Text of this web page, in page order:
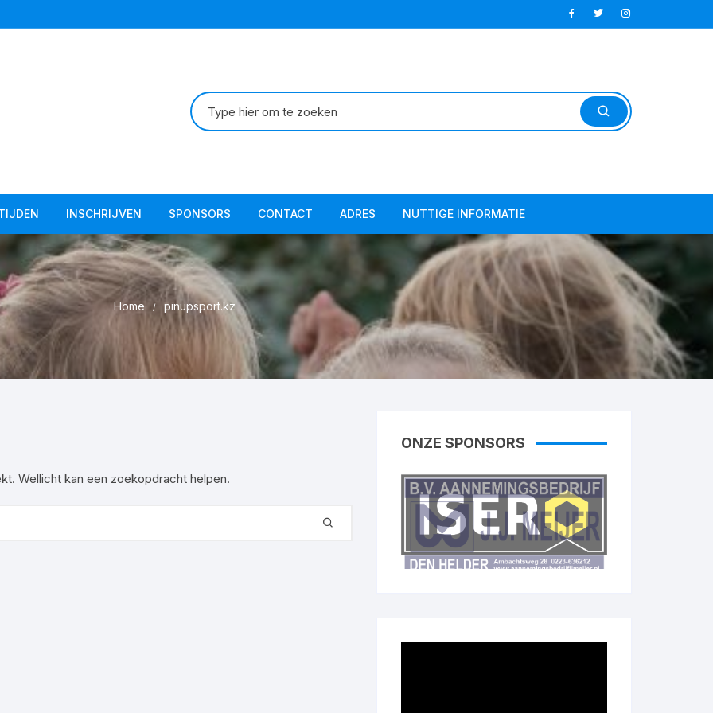
Zoeken
naar:
commissie
INSCHRIJVEN SPONSORS CONTACT ADRES
Adres – Buitenterrein
Adres – Zaal
NUTTIGE INFORMATIE
Huishoudelijk Reglement
Contributie
Home pinupsport.kz
Wellicht kan een zoekopdracht helpen.
ONZE SPONSORS